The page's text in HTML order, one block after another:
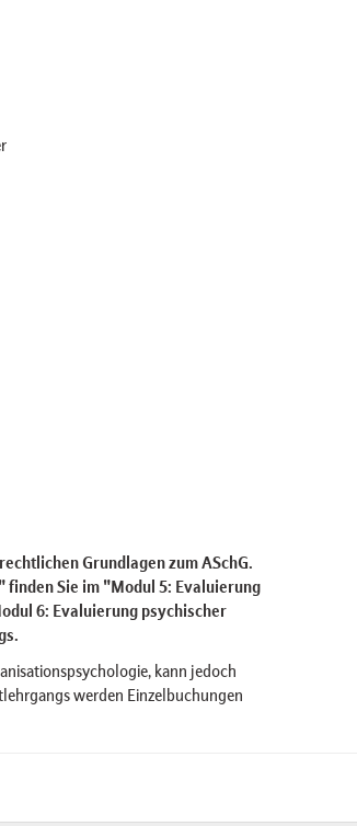
Grundlagen zum ASchG.
finden Sie im "Modul 5: Evaluierung
6: Evaluierung psychischer
kann jedoch
werden Einzelbuchungen